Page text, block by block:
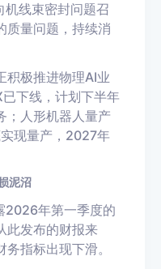
线束密封问题召
质量问题，持续消
积极推进物理AI业
下线，计划下半年
；人形机器人量产
现量产，2027年
泥沼
2026年第一季度的
此发布的财报来
指标出现下滑。